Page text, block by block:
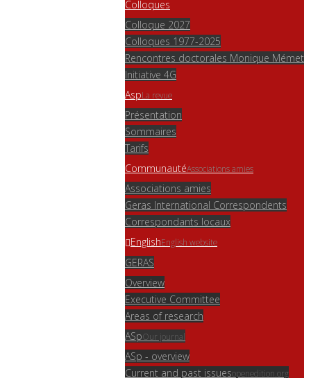
Colloques
Colloque 2027
Colloques 1977-2025
Rencontres doctorales Monique Mémet
Initiative 4G
AspLa revue
Présentation
Sommaires
Tarifs
CommunautéAssociations amies
Associations amies
Geras International Correspondents
Correspondants locaux
EnglishEnglish website
GERAS
Overview
Executive Committee
Areas of research
ASpOur journal
ASp - overview
Current and past issuesopenedition.org